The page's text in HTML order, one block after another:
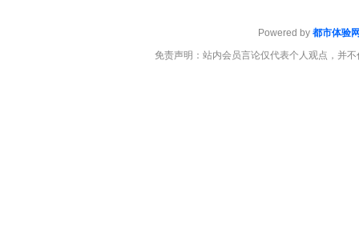
Powered by 都市体验
免责声明：站内会员言论仅代表个人观点，并